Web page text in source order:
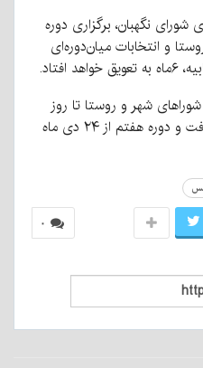
نگهبان، برگزاری دوره
و انتخابات میان‌دوره‌ای
شهر و روستا تا روز
۲۳ دی ماه ۱۴۰۵ تداوم خواهد یافت و دوره هفتم از ۲۴ دی ماه
۰